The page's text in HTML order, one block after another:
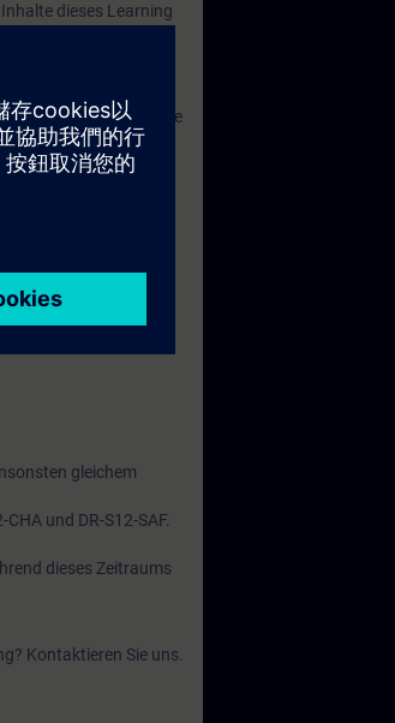
dieses Learning
Software
im TIA Portal
Sie den
können die
nutzen.
gleichem
und DR-S12-SAF.
dieses Zeitraums
Kontaktieren Sie uns.